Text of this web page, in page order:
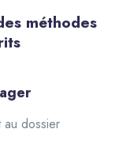
méthodes
au dossier